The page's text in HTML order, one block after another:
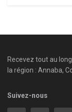
Recevez tout au
la région : Annaba,
Suivez-nous